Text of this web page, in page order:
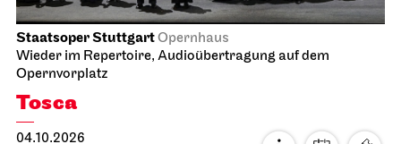
Staatsoper StuttgartOpernhaus
Wieder im Repertoire, Audioübertragung auf dem
Opernvorplatz
Tosca
04.10.2026